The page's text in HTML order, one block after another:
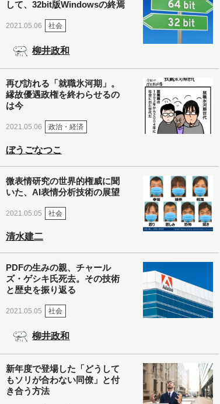
して、32bit版Windowsの終焉
2021.05.06 社会
柳井政和
再び訪れる「就職氷河期」。
縁故優遇政権を終わらせるの
は今
2021.05.06 政治・経済
ぼうごなつこ
微表情研究の世界的権威に聞
いた、AI表情分析技術の展望
2021.05.05 社会
清水建二
PDFの生みの親、チャール
ズ・ゲシキ氏死去。その技術
と歴史を振り返る
2021.05.05 社会
柳井政和
新年度で登場した「どうして
もソリが合わない同僚」と付
き合う方法